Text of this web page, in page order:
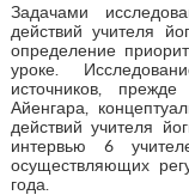
Задачами
действий учителя
определение
уроке.
источников,
Айенгара,
действий учителя
интервью 6
осуществляющих
года.